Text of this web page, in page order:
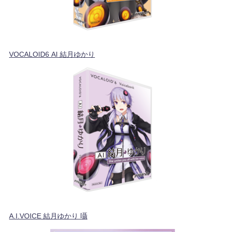
VOCALOID6 AI 結月ゆかり
A.I.VOICE 結月ゆかり 囁